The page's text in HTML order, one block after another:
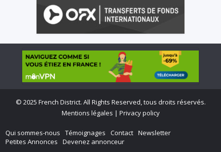
© 2025 French District. All Rights Reserved, tous droits réservés.
Mentions légales | Privacy policy
Qui sommes-nous Témoignages Contact Newsletter
Petites Annonces
Devenez annonceur